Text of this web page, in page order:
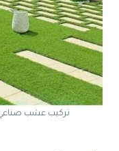
تركيب عشب صناعي